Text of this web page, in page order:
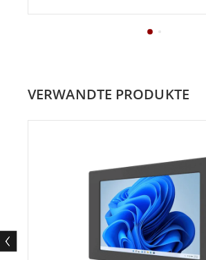
VERWANDTE PRODUKTE